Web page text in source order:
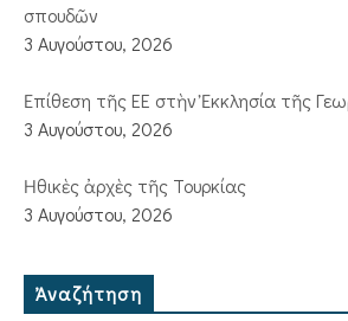
σπουδῶν
3 Αυγούστου, 2026
Ἐπίθεση τῆς ΕΕ στὴν Ἐκκλησία τῆς
3 Αυγούστου, 2026
Ἠθικὲς ἀρχὲς τῆς Τουρκίας
3 Αυγούστου, 2026
Ἀναζήτηση